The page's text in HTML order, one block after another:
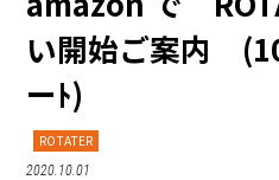
い開始ご案内
ーﾄ)
ROTATER
2020.10.01